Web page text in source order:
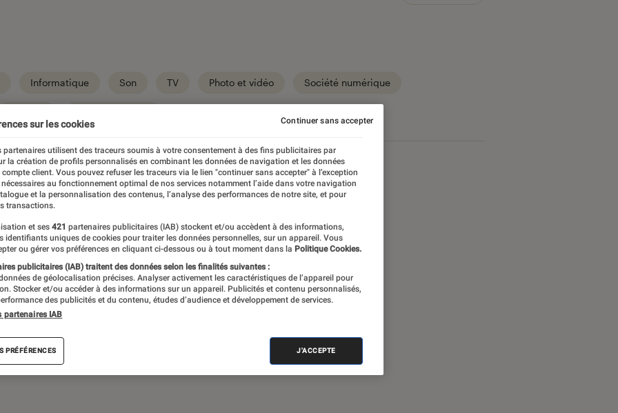
Informatique Son TV Photo et vidéo Société numérique
audio, objets connectés… l’Éclaireur
l’actualité Tech décryptée, de nombreux
des tests de produits, réalisés par le
sur les cookies
partenaires utilisent des traceurs soumis à votre consentement à des fins publicitaires par
la création de profils personnalisés en combinant les données de navigation et les données
compte client. Vous pouvez refuser les traceurs via le lien "continuer sans accepter" à l’exception
au fonctionnement optimal de nos services notamment l’aide dans votre navigation
et la personnalisation des contenus, l’analyse des performances de notre site, et pour
transactions.
et ses 421 partenaires publicitaires (IAB) stockent et/ou accèdent à des informations,
identifiants uniques de cookies pour traiter les données personnelles, sur un appareil. Vous
ou gérer vos préférences en cliquant ci-dessous ou à tout moment dans la Politique Cookies.
publicitaires (IAB) traitent des données selon les finalités suivantes :
de géolocalisation précises. Analyser activement les caractéristiques de l’appareil pour
Stocker et/ou accéder à des informations sur un appareil. Publicités et contenu personnalisés,
des publicités et du contenu, études d’audience et développement de services.
partenaires IAB
PRÉFÉRENCES J'ACCEPTE
Continuer sans accepter